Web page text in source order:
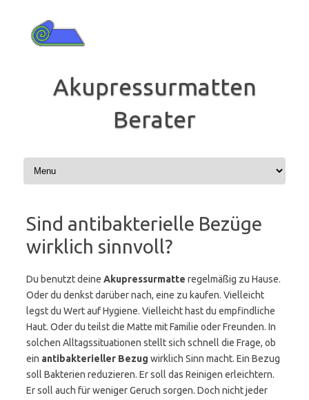
springen
Akupressurmatten
Berater
Sind antibakterielle Bezüge
wirklich sinnvoll?
Du benutzt deine Akupressurmatte regelmäßig zu Hause.
Oder du denkst darüber nach, eine zu kaufen. Vielleicht
legst du Wert auf Hygiene. Vielleicht hast du empfindliche
Haut. Oder du teilst die Matte mit Familie oder Freunden. In
solchen Alltagssituationen stellt sich schnell die Frage, ob
ein antibakterieller Bezug wirklich Sinn macht. Ein Bezug
soll Bakterien reduzieren. Er soll das Reinigen erleichtern.
Er soll auch für weniger Geruch sorgen. Doch nicht jeder